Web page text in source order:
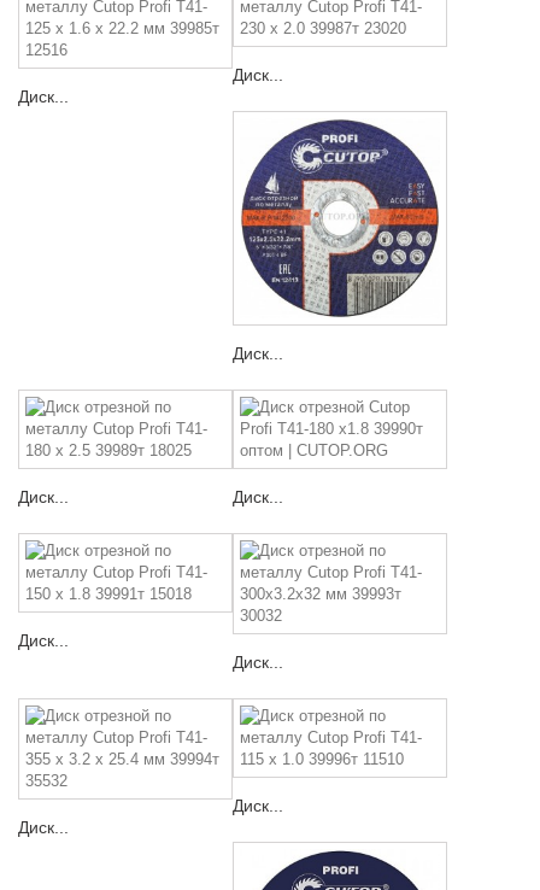
Диск...
Диск...
Диск...
Диск... Диск...
Диск...
Диск...
Диск...
Диск...